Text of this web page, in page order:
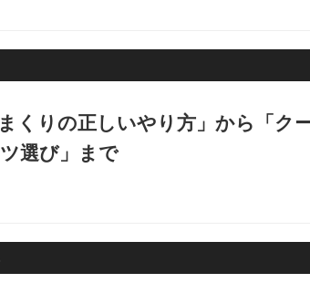
くりの正しいやり方」から「ク
選び」まで